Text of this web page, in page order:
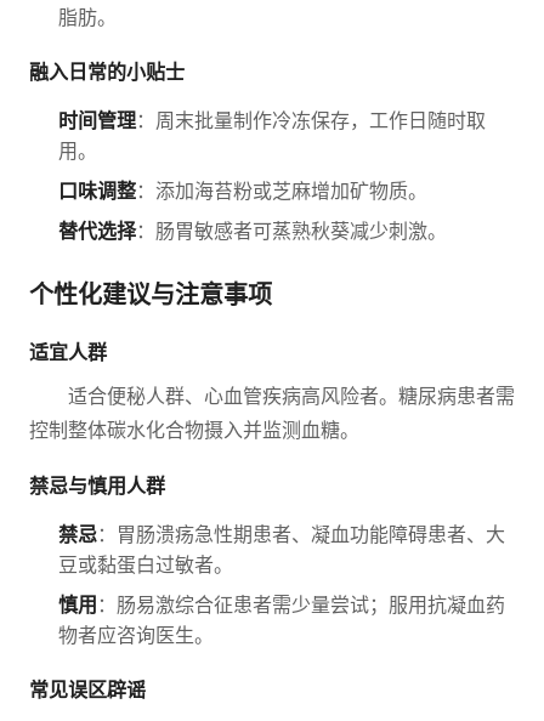
脂肪。
融入日常的小贴士
时间管理：周末批量制作冷冻保存，工作日随时取
用。
口味调整：添加海苔粉或芝麻增加矿物质。
替代选择：肠胃敏感者可蒸熟秋葵减少刺激。
个性化建议与注意事项
适宜人群
适合便秘人群、心血管疾病高风险者。糖尿病患者需
控制整体碳水化合物摄入并监测血糖。
禁忌与慎用人群
禁忌：胃肠溃疡急性期患者、凝血功能障碍患者、大
豆或黏蛋白过敏者。
慎用 ：肠易激综合征患者需少量尝试；服用抗凝血药
物者应咨询医生。
常见误区辟谣